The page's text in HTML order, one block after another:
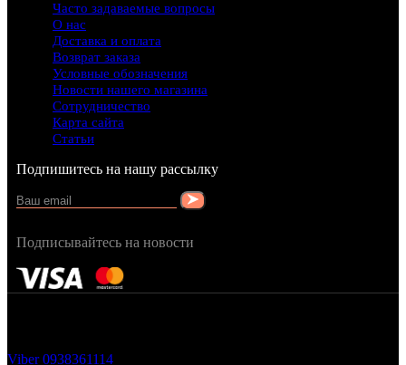
Часто задаваемые вопросы
О нас
Доставка и оплата
Возврат заказа
Условные обозначения
Новости нашего магазина
Сотрудничество
Карта сайта
Статьи
Подпишитесь на нашу рассылку
Подписывайтесь на новости
Viber 0938361114